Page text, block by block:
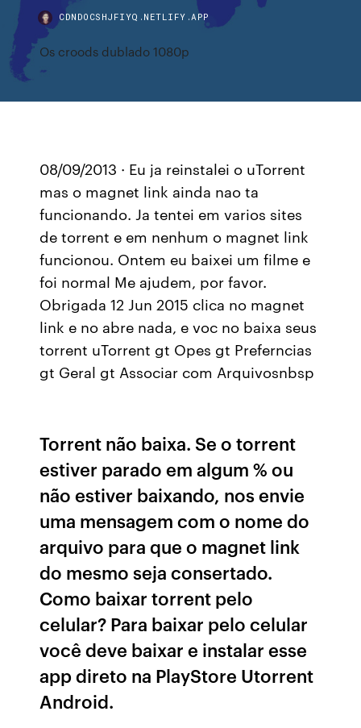
CDNDOCSHJFIYQ.NETLIFY.APP
Os croods dublado 1080p
08/09/2013 · Eu ja reinstalei o uTorrent
mas o magnet link ainda nao ta
funcionando. Ja tentei em varios sites
de torrent e em nenhum o magnet link
funcionou. Ontem eu baixei um filme e
foi normal Me ajudem, por favor.
Obrigada 12 Jun 2015 clica no magnet
link e no abre nada, e voc no baixa seus
torrent uTorrent gt Opes gt Preferncias
gt Geral gt Associar com Arquivosnbsp
Torrent não baixa. Se o torrent
estiver parado em algum % ou
não estiver baixando, nos envie
uma mensagem com o nome do
arquivo para que o magnet link
do mesmo seja consertado.
Como baixar torrent pelo
celular? Para baixar pelo celular
você deve baixar e instalar esse
app direto na PlayStore Utorrent
Android.